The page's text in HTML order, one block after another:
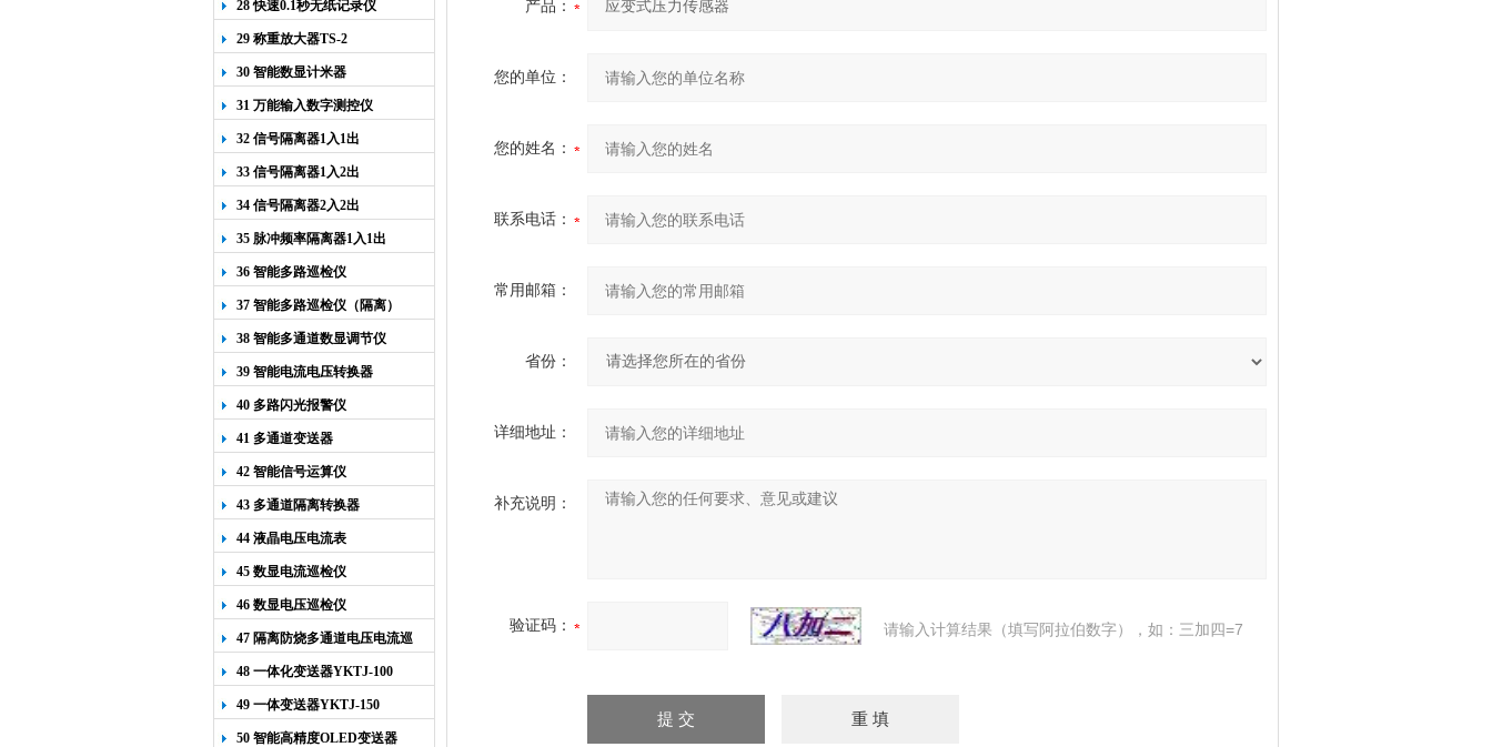
28 快速0.1秒无纸记录仪
29 称重放大器TS-2
30 智能数显计米器
31 万能输入数字测控仪
32 信号隔离器1入1出
33 信号隔离器1入2出
34 信号隔离器2入2出
35 脉冲频率隔离器1入1出
36 智能多路巡检仪
37 智能多路巡检仪（隔离）
38 智能多通道数显调节仪
39 智能电流电压转换器
40 多路闪光报警仪
41 多通道变送器
42 智能信号运算仪
43 多通道隔离转换器
44 液晶电压电流表
45 数显电流巡检仪
46 数显电压巡检仪
47 隔离防烧多通道电压电流巡
检仪
48 一体化变送器YKTJ-100
49 一体变送器YKTJ-150
50 智能高精度OLED变送器
产品：
您的单位：
您的姓名：
联系电话：
常用邮箱：
省份：
详细地址：
补充说明：
验证码： 请输入计算结果（填写阿拉伯数字），如：三加四=7